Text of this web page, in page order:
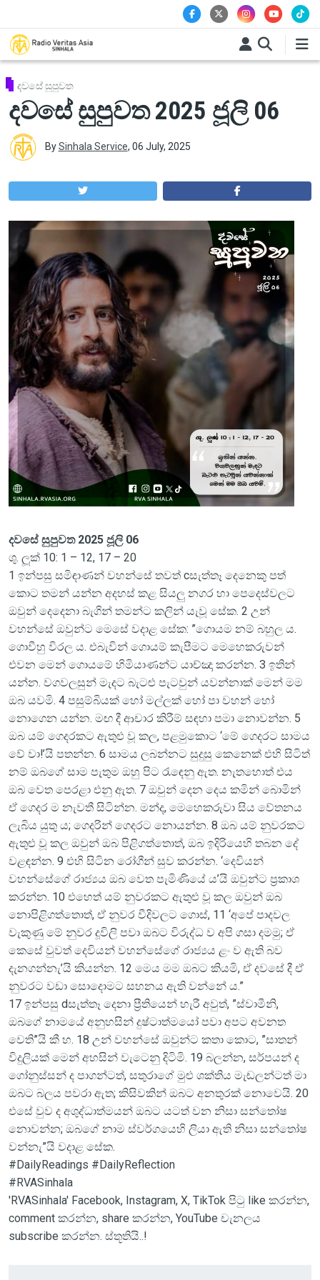
දවසේ සුපුවත
දවසේ සුපුවත 2025 ජූලි 06
BySinhala Service, 06 July, 2025
දවසේ සුපුවත 2025 ජූලි 06
ශු. ලූක් 10: 1 – 12, 17 – 20
1 ඉන්පසු සමිඳාණන් වහන්සේ තවත් cසැත්තෑ දෙනෙකු පත්
කොට තමන් යන්න අදහස් කළ සියලු නගර හා පෙදෙස්වලට
ඔවුන් දෙදෙනා බැගින් තමන්ට කලින් යැවූ සේක. 2 උන්
වහන්සේ ඔවුන්ට මෙ‍සේ වදාළ සේක: ”ගොයම නම් බහුල ය.
ගොවීහු විරල ය. එබැවින් ගොයම් කැපීමට මෙ‍හෙකරුවන්
එවන මෙ‍න් ගොයමේ හිමියාණන්ට යාච්ඤා කරන්න. 3 ඉතින්
යන්න. වගවලසුන් මැදට බැටළු පැටවුන් යවන්නාක් මෙ‍න් මම
ඔබ යවමි. 4 පසුම්බියක් හෝ මල්ලක් හෝ පා වහන් හෝ
නොගෙන යන්න. මඟ දී ආචාර කිරීම් සඳහා පමා නොවන්න. 5
ඔබ යම් ගෙදරකට ඇතුළු වූ කල, පළමුකොට ‘මේ ගෙදරට සාමය
වේ වා!’යි පතන්න. 6 සාමය ලබන්නට සුදුසු කෙනෙක් එහි සිටිත්
නම් ඔබගේ සාම පැතුම ඔහු පිට රැඳෙනු ඇත. නැතහොත් එය
ඔබ වෙත පෙරළා එනු ඇත. 7 ඔවුන් දෙන දෙය කමින් බොමින්
ඒ ගෙදර ම නැවතී සිටින්න. මන්ද, මෙ‍හෙකරුවා සිය වේතනය
ලැබිය යුතු ය; ගෙදරින් ගෙදරට නොයන්න. 8 ඔබ යම් නුවරකට
ඇතුළු වූ කල ඔවුන් ඔබ පිළිගත්තොත්, ඔබ ඉදිරියෙහි තබන දේ
වළඳන්න. 9 එහි සිටින රෝගීන් සුව කරන්න. ‘දෙවියන්
වහන්සේගේ රාජ්‍යය ඔබ වෙත පැමිණියේ ය’යි ඔවුන්ට ප්‍රකාශ
කරන්න. 10 එහෙත් යම් නුවරකට ඇතුළු වූ කල ඔවුන් ඔබ
නොපිළිගත්තොත්, ඒ නුවර වීදිවලට ගොස්, 11 ‘අපේ පාදවල
වැකුණු මේ නුවර දූවිලි පවා ඔබට විරුද්ධ ව අපි ගසා දමමු; ඒ
කෙසේ වුවත් දෙවියන් වහන්සේගේ රාජ්‍යය ළං ව ඇති බව
දැනගන්නැ’යි කියන්න. 12 මෙ‍ය මම ඔබට කියමි, ඒ දවසේ දී ඒ
නුවරට වඩා සොදොමට සහනය ඇති වන්නේ ය.”
17 ඉන්පසු dසැත්තෑ දෙනා ප්‍රීතියෙන් හැරී අවුත්, ”ස්වාමීනි,
ඔබගේ නාමයේ අනුහසින් දුෂ්ටාත්මයෝ පවා අපට අවනත
වෙති”යි කී හ. 18 උන් වහන්සේ ඔවුන්ට කතා කොට, ”සාතන්
විදුලියක් මෙ‍න් අහසින් වැටෙනු දිටිමි. 19 බලන්න, සර්පයන් ද
ගෝනුස්සන් ද පාගන්ටත්, සතුරාගේ මුළු ශක්තිය මැඬලන්ටත් මා
ඔබට බලය පවරා ඇත; කිසිවකින් ඔබට අනතුරක් නොවෙයි. 20
එසේ වුව ද අශුද්ධාත්මයන් ඔබට යටත් වන නිසා සන්තෝෂ
නොවන්න; ඔබගේ නාම ස්වර්ගයෙහි ලියා ඇති නිසා සන්තෝෂ
වන්නැ”යි වදාළ සේක.
#DailyReadings #DailyReflection
#RVASinhala
'RVASinhala' Facebook, Instagram, X, TikTok පිටු like කරන්න,
comment කරන්න, share කරන්න, YouTube චැනලය
subscribe කරන්න. ස්තූතියි..!